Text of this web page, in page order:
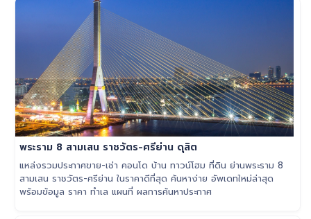
พระราม 8 สามเสน ราชวัตร-ศรีย่าน ดุสิต
แหล่งรวมประกาศขาย-เช่า คอนโด บ้าน ทาวน์โฮม ที่ดิน ย่านพระราม 8
สามเสน ราชวัตร-ศรีย่าน ในราคาดีที่สุด ค้นหาง่าย อัพเดทใหม่ล่าสุด
พร้อมข้อมูล ราคา ทำเล แผนที่ ผลการค้นหาประกาศ